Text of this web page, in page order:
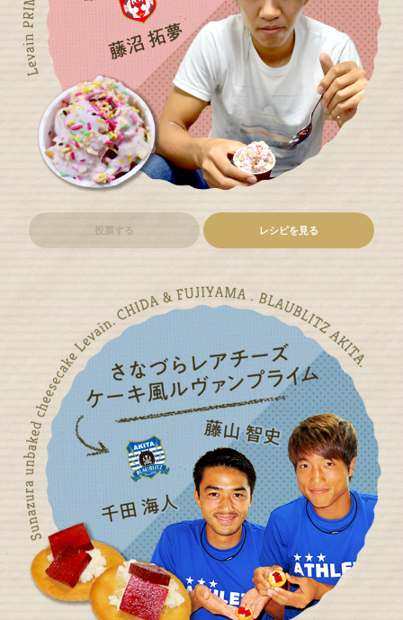
投票する レシピを見る